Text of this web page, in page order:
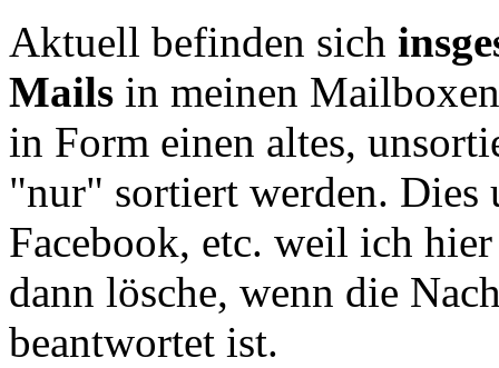
Aktuell befinden sich
Mails in meinen
in Form einen altes,
"nur" sortiert werden.
Facebook, etc. weil ich
dann lösche, wenn die
beantwortet ist.